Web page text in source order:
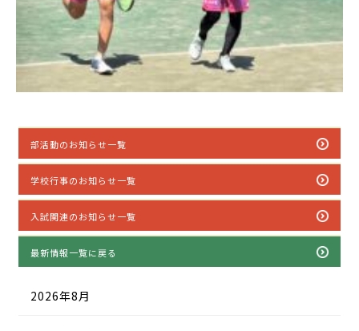
部活動のお知らせ一覧
学校行事のお知らせ一覧
入試関連のお知らせ一覧
最新情報一覧に戻る
2026年8月